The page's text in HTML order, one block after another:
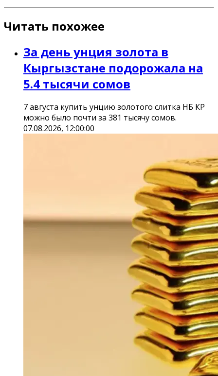
Читать похожее
За день унция золота в
Кыргызстане подорожала на
5.4 тысячи сомов
7 августа купить унцию золотого слитка НБ КР
можно было почти за 381 тысячу сомов.
07.08.2026, 12:00:00